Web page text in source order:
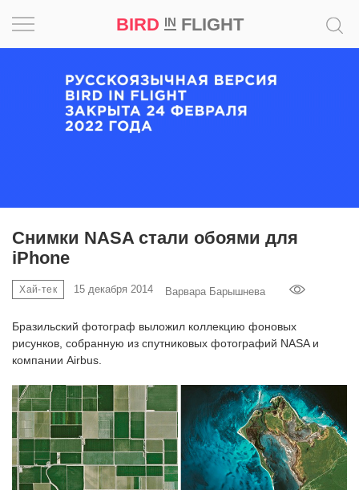
BIRD INFLIGHT
Снимки NASA стали обоями для
iPhone
Хай-тек 15 декабря 2014 Варвара Барышнева
Бразильский фотограф выложил коллекцию фоновых
рисунков, собранную из спутниковых фотографий NASA и
компании Airbus.